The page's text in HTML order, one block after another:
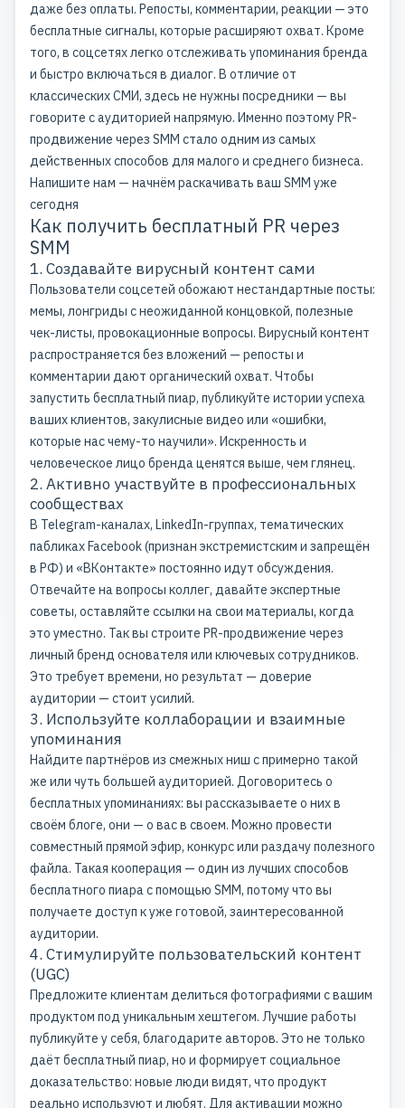
даже без оплаты. Репосты, комментарии, реакции — это
бесплатные сигналы, которые расширяют охват. Кроме
того, в соцсетях легко отслеживать упоминания бренда
и быстро включаться в диалог. В отличие от
классических СМИ, здесь не нужны посредники — вы
говорите с аудиторией напрямую. Именно поэтому PR-
продвижение через SMM стало одним из самых
действенных способов для малого и среднего бизнеса.
Напишите нам — начнём раскачивать ваш SMM уже
сегодня
Как получить бесплатный PR через
SMM
1. Создавайте вирусный контент сами
Пользователи соцсетей обожают нестандартные посты:
мемы, лонгриды с неожиданной концовкой, полезные
чек-листы, провокационные вопросы. Вирусный контент
распространяется без вложений — репосты и
комментарии дают органический охват. Чтобы
запустить бесплатный пиар, публикуйте истории успеха
ваших клиентов, закулисные видео или «ошибки,
которые нас чему-то научили». Искренность и
человеческое лицо бренда ценятся выше, чем глянец.
2. Активно участвуйте в профессиональных
сообществах
В Telegram-каналах, LinkedIn-группах, тематических
пабликах Facebook (признан экстремистским и запрещён
в РФ) и «ВКонтакте» постоянно идут обсуждения.
Отвечайте на вопросы коллег, давайте экспертные
советы, оставляйте ссылки на свои материалы, когда
это уместно. Так вы строите PR-продвижение через
личный бренд основателя или ключевых сотрудников.
Это требует времени, но результат — доверие
аудитории — стоит усилий.
3. Используйте коллаборации и взаимные
упоминания
Найдите партнёров из смежных ниш с примерно такой
же или чуть большей аудиторией. Договоритесь о
бесплатных упоминаниях: вы рассказываете о них в
своём блоге, они — о вас в своем. Можно провести
совместный прямой эфир, конкурс или раздачу полезного
файла. Такая кооперация — один из лучших способов
бесплатного пиара с помощью SMM, потому что вы
получаете доступ к уже готовой, заинтересованной
аудитории.
4. Стимулируйте пользовательский контент
(UGC)
Предложите клиентам делиться фотографиями с вашим
продуктом под уникальным хештегом. Лучшие работы
публикуйте у себя, благодарите авторов. Это не только
даёт бесплатный пиар, но и формирует социальное
доказательство: новые люди видят, что продукт
реально используют и любят. Для активации можно